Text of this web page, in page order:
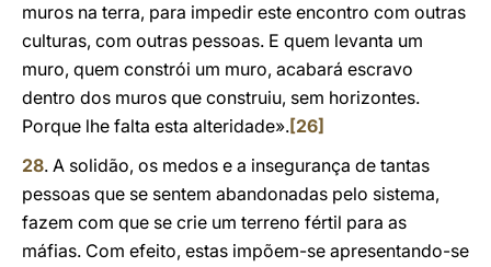
muros na terra, para impedir este encontro com outras
culturas, com outras pessoas. E quem levanta um
muro, quem constrói um muro, acabará escravo
dentro dos muros que construiu, sem horizontes.
Porque lhe falta esta alteridade».[26]
28. A solidão, os medos e a insegurança de tantas
pessoas que se sentem abandonadas pelo sistema,
fazem com que se crie um terreno fértil para as
máfias. Com efeito, estas impõem-se apresentando-se